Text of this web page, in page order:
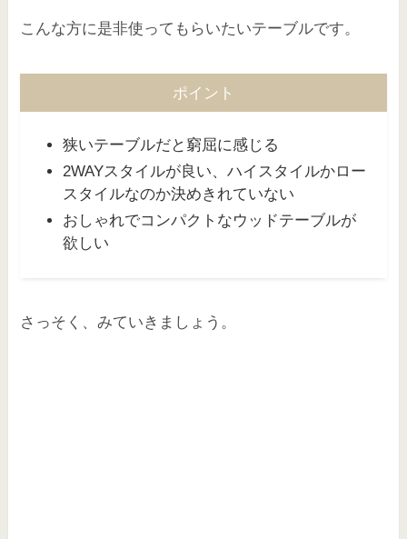
こんな方に是非使ってもらいたいテーブルです。
ポイント
狭いテーブルだと窮屈に感じる
2WAYスタイルが良い、ハイスタイルかロー
スタイルなのか決めきれていない
おしゃれでコンパクトなウッドテーブルが
欲しい
さっそく、みていきましょう。